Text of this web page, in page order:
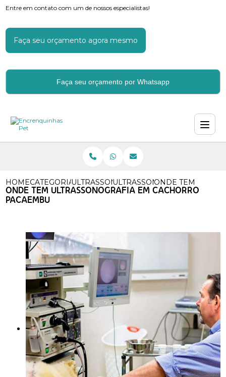
Entre em contato com um de nossos especialistas!
Faça seu orçamento agora mesmo
Faça seu orçamento por Whatsapp
HOMECATEGORIASULTRASSOM EM CACHORROS
ULTRASSOM PARA LATIDO
ONDE TEM
ONDE TEM ULTRASSONOGRAFIA EM CACHORRO
PACAEMBU